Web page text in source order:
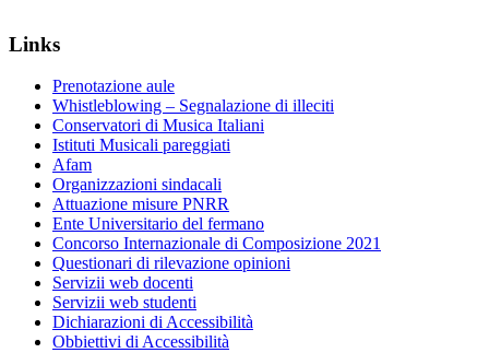
Links
Prenotazione aule
Whistleblowing – Segnalazione di illeciti
Conservatori di Musica Italiani
Istituti Musicali pareggiati
Afam
Organizzazioni sindacali
Attuazione misure PNRR
Ente Universitario del fermano
Concorso Internazionale di Composizione 2021
Questionari di rilevazione opinioni
Servizii web docenti
Servizii web studenti
Dichiarazioni di Accessibilità
Obbiettivi di Accessibilità